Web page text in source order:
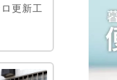
更新工